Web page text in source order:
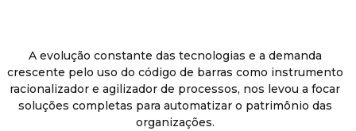
A evolução constante das tecnologias e a demanda
crescente pelo uso do código de barras como instrumento
racionalizador e agilizador de processos, nos levou a focar
soluções completas para automatizar o patrimônio das
organizações.